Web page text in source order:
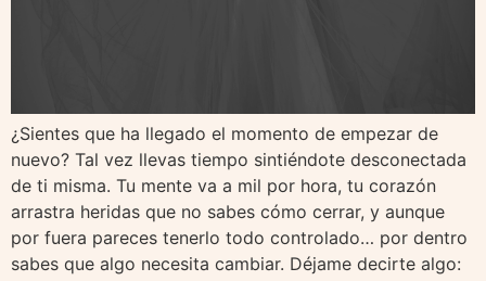
¿Sientes que ha llegado el momento de empezar de
nuevo? Tal vez llevas tiempo sintiéndote desconectada
de ti misma. Tu mente va a mil por hora, tu corazón
arrastra heridas que no sabes cómo cerrar, y aunque
por fuera pareces tenerlo todo controlado… por dentro
sabes que algo necesita cambiar. Déjame decirte algo: